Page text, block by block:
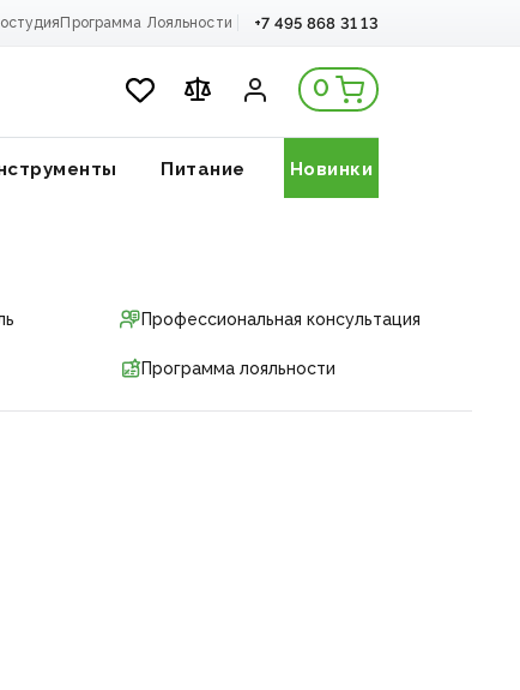
Программа Лояльности +7 495 868 31 13
0
Питание Новинки
Профессиональная консультация
Программа лояльности